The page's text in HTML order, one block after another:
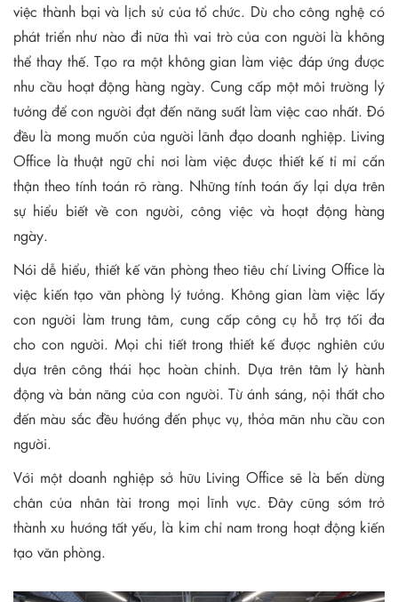
việc thành bại và lịch sử của tổ chức. Dù cho công nghệ có
phát triển như nào đi nữa thì vai trò của con người là không
thể thay thế. Tạo ra một không gian làm việc đáp ứng được
nhu cầu hoạt động hàng ngày. Cung cấp một môi trường lý
tưởng để con người đạt đến năng suất làm việc cao nhất. Đó
đều là mong muốn của người lãnh đạo doanh nghiệp. Living
Office là thuật ngữ chỉ nơi làm việc được thiết kế tỉ mỉ cẩn
thận theo tính toán rõ ràng. Những tính toán ấy lại dựa trên
sự hiểu biết về con người, công việc và hoạt động hàng
ngày.
Nói dễ hiểu, thiết kế văn phòng theo tiêu chí Living Office là
việc kiến tạo văn phòng lý tưởng. Không gian làm việc lấy
con người làm trung tâm, cung cấp công cụ hỗ trợ tối đa
cho con người. Mọi chi tiết trong thiết kế được nghiên cứu
dựa trên công thái học hoàn chỉnh. Dựa trên tâm lý hành
động và bản năng của con người. Từ ánh sáng, nội thất cho
đến màu sắc đều hướng đến phục vụ, thỏa mãn nhu cầu con
người.
Với một doanh nghiệp sở hữu Living Office sẽ là bến dừng
chân của nhân tài trong mọi lĩnh vực. Đây cũng sớm trở
thành xu hướng tất yếu, là kim chỉ nam trong hoạt động kiến
tạo văn phòng.